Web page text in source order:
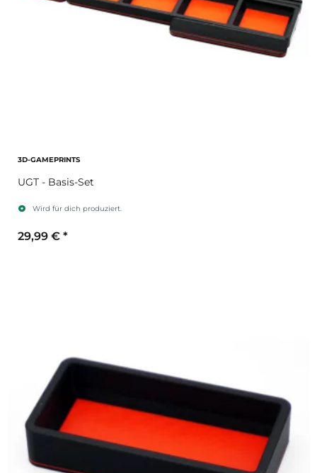
3D-GAMEPRINTS
UGT - Basis-Set
Wird für dich produziert.
29,99 € *